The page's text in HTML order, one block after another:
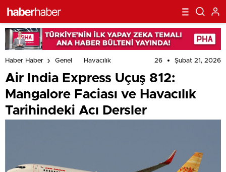
Haber Haber Genel Havacılık 26 Şubat 21, 2026
Air India Express Uçuş 812:
Mangalore Faciası ve Havacılık
Tarihindeki Acı Dersler